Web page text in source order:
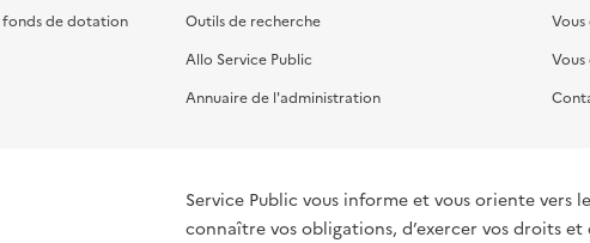
de dotation
Outils de recherche
Allo Service Public
Annuaire de l'administration
Vous
Service Public vous informe et vous oriente vers
connaître vos obligations, d’exercer vos droits